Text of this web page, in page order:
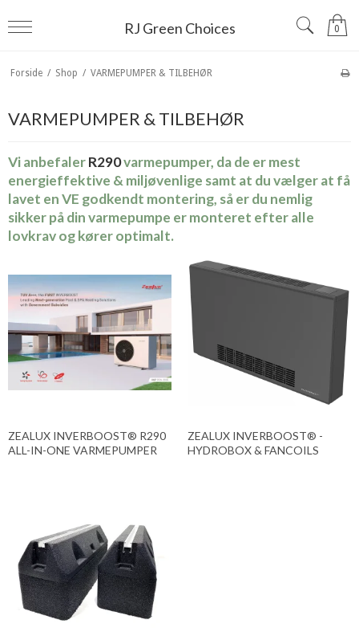
RJ Green Choices 0
Forside / Shop / VARMEPUMPER & TILBEHØR
VARMEPUMPER & TILBEHØR
Vi anbefalerR290varmepumper, da de er mest
energieffektive & miljøvenlige samt at du vælger at få
lavet en VE godkendt montering, så er du nemlig
sikker på din varmepumpe er monteret efter alle
lovkrav og kører optimalt.
ZEALUX INVERBOOST® R290
ALL-IN-ONE VARMEPUMPER
ZEALUX INVERBOOST® -
HYDROBOX & FANCOILS